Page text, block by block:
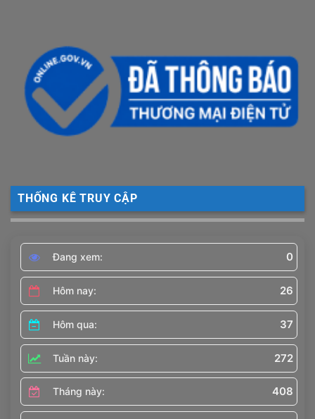
THỐNG KÊ TRUY CẬP
Đang xem: 0
Hôm nay: 26
Hôm qua: 37
Tuần này: 272
Tháng này: 408